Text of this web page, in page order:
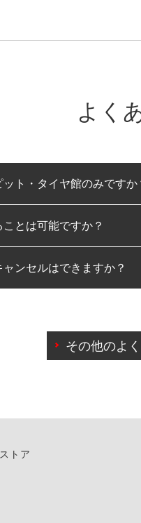
よく
ト・タイヤ館のみですか
みとなります。
とは可能ですか？
可能です。
ンセルはできますか？
によりご予約のキャンセ
その他のよ
トア